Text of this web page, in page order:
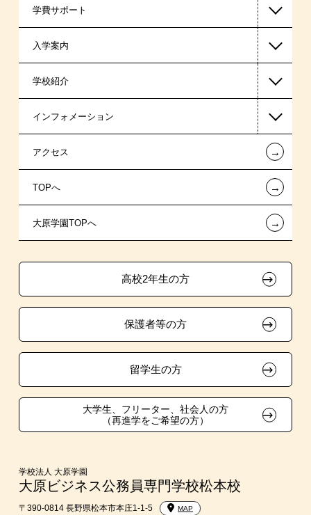
警察官・消防官系
ビジネス系
医療事務系
ホテル・トラベル系
スポーツ・トレーナー系
学費サポート
高等教育の修学支援新制度
日本学生支援機構の奨学金
国の教育ローン
提携教育ローン
新聞奨学生
試験による特待生制度
入学案内
一般入学
AO入学
指定校推薦入学
指定校自己推薦入学
特別推薦入学
生徒会活動推薦入学
在校生・卒業生紹介推薦入学
大学生・短期大学生特別入学
入学前のお勧め学習システム
大学・短期大学・公務員併願制度
学校紹介
在校生からあなたへ
夢を叶えた先輩たち
施設・研修所
学生マンションのご案内
大原学園グループ案内
インフォメーション
お知らせ・新着情報
在校生へのお知らせ
各種証明書の発行ご希望の方
採用ご担当の方
アクセス ←
TOPへ ←
大原学園TOPへ ←
高校2年生の方
保護者等の方
留学生の方
大学生、フリーター、社会人の方
（再進学をご希望の方）
学校法人 大原学園
大原ビジネス公務員専門学校松本校
〒390-0814 長野県松本市本庄1-1-5 MAP